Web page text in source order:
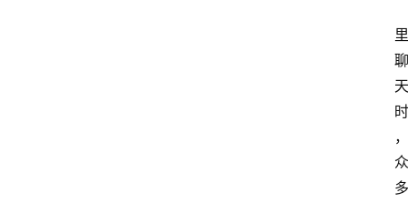
里
聊
天
时
，
众
多